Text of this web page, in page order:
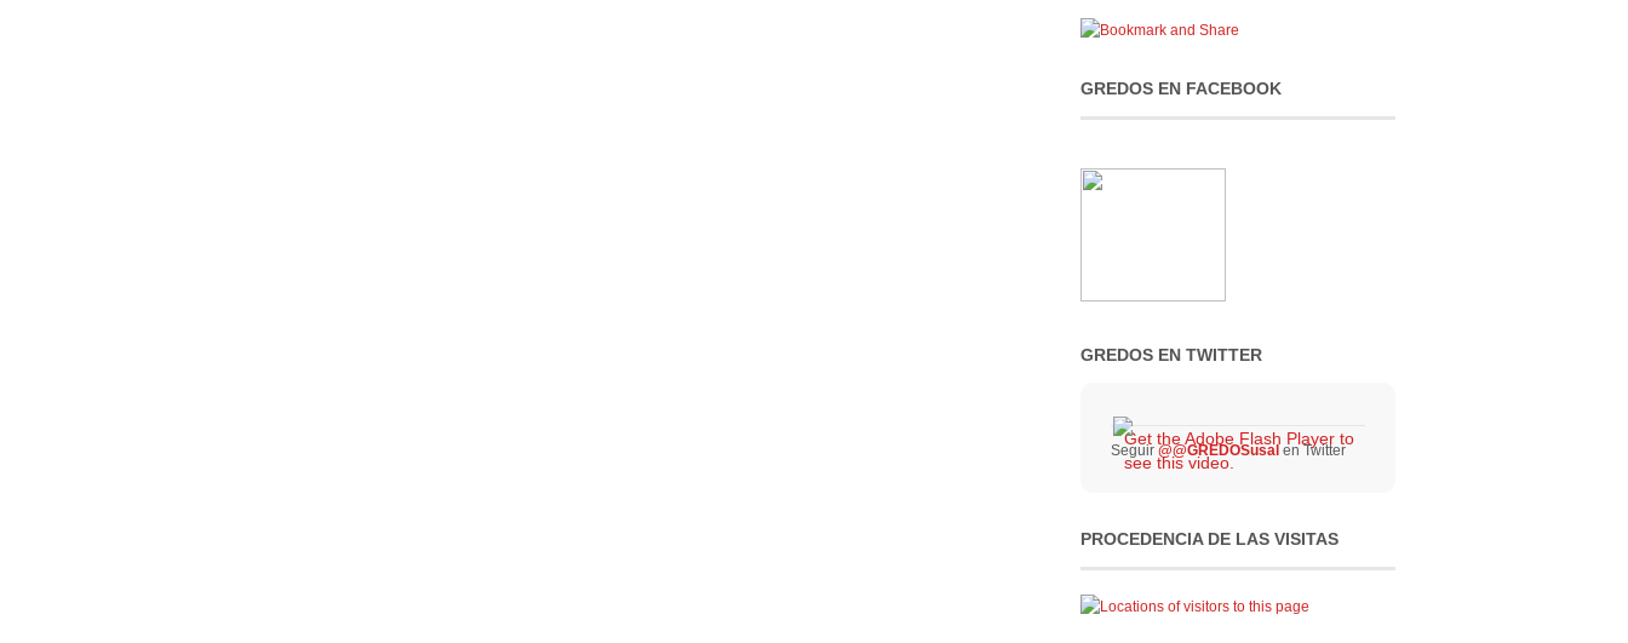
GREDOS EN FACEBOOK
GREDOS EN TWITTER
Seguir @@GREDOSusal en Twitter
PROCEDENCIA DE LAS VISITAS
Get the Adobe Flash Player to
see this video.